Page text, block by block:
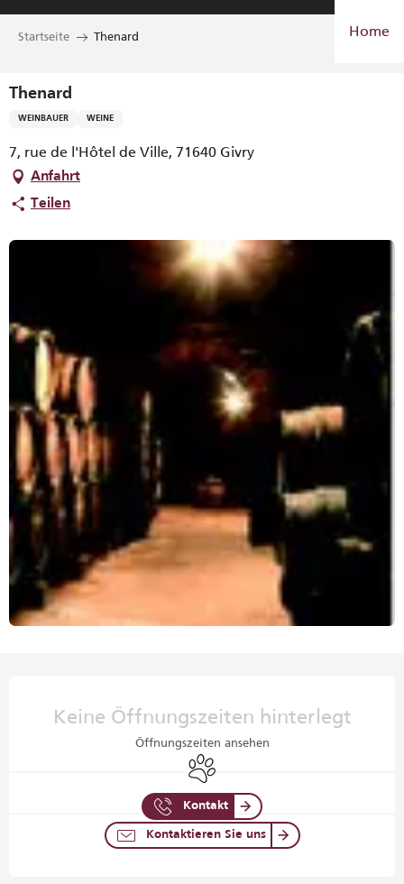
Aller
Home
Startseite Thenard
Thenard
WEINBAUER WEINE
7, rue de l'Hôtel de Ville, 71640 Givry
Anfahrt
Teilen
Keine Öffnungszeiten hinterlegt
Öffnungszeiten ansehen
Tiere erlaubt
Kontakt
Kontaktieren Sie uns